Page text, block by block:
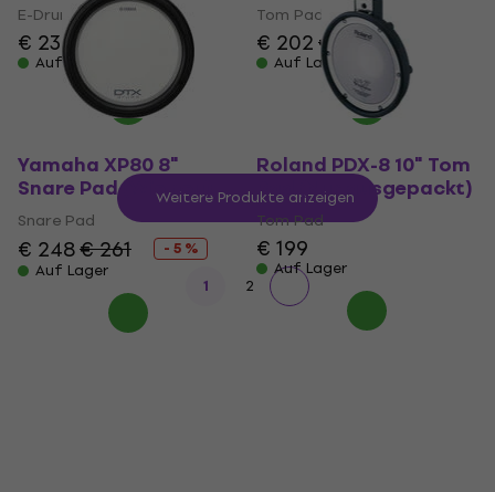
E-Drum Pad
€ 239
Auf Lager
Tom Pad
€ 202€ 207
Auf Lager
Yamaha XP80 8"
Snare Pad (Wie neu)
Snare Pad
€ 248€ 261
- 5 %
Auf Lager
Roland PDX-8 10" Tom
Pad (Nur ausgepackt)
Tom Pad
€ 199
Auf Lager
Weitere Produkte anzeigen
1 2